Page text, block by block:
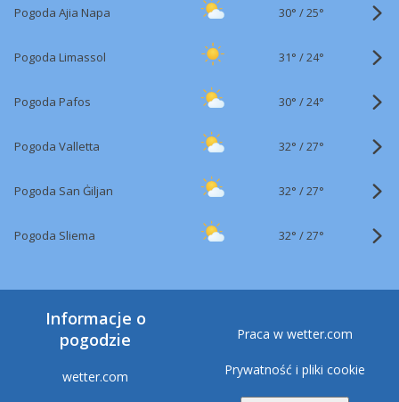
Pogoda Ajia Napa 30° /25°
Pogoda Limassol 31° /24°
Pogoda Pafos 30° /24°
Pogoda Valletta 32° /27°
Pogoda San Ġiljan 32° /27°
Pogoda Sliema 32° /27°
Informacje o
pogodzie
wetter.com
Praca w wetter.com
Prywatność i pliki cookie